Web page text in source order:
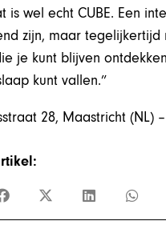
is wel echt CUBE. Een
zijn, maar tegelijkertijd
je kunt blijven
kunt vallen.”
28, Maastricht (NL)